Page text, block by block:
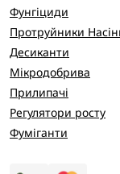
Фунгіциди
Протруйники
Десиканти
Мікродобрива
Прилипачі
Регулятори росту
Фуміганти